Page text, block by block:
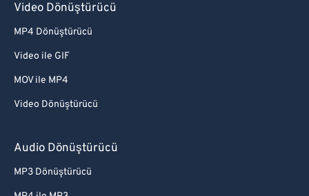
Video Dönüştürücü
MP4 Dönüştürücü
Video ile GIF
MOV ile MP4
Video Dönüştürücü
Audio Dönüştürücü
MP3 Dönüştürücü